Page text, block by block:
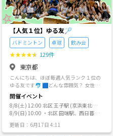
年齢層はどれくらいですか？ 👉20代を中
心に,30代が多く、40代以上がちらほら
という感じです。 初参加はどれくらいで
すか？ 👉平均すると10人中2〜4人が初
参加という感じです。もちろんばらつき
があります。 全員と話したいんですけ
ど。 👉10人を超えると全員としっかり話
しをするのは難しいと思います。また
『全員と交流を持ちたいと思っていない
人』もいたり、『連絡先を集める目的の
参加者』もいるのでこちらからはそのよ
うな働きかけはしません。 🟢サークルの
成り立ち 2019年4月 青森から東京に上京
して、共通の趣味友達1人 2024年5月 バ
レーボールのイベントを開催してみる 20
てみると、同じような価値観の方と知り
人、深い対話で自分を掘り下げたい人な
ど、入り口は自由。 20代から50代まで、
初参加・おひとり参加も大歓迎です。 初
参加の方はもちろん、サークル主催者様
のご参加も大歓迎！ 企画ごとにテーマや
スタイル、所要時間・参加費はさまざま
です。 気になるイベントがあれば、どう
ぞ気軽にご参加ください。
【人気１位】ゆる友🏸
バドミントン 卓球 飲み会
★★★★★ 129件
東京都
こんにちは、ほぼ毎週人気ランク１位の
ゆる友です🐬 🟦どんな雰囲気？ 女性や
初参加の方が多いのが特徴で、アットホ
ームで和気あいあいとしています^^ 毎
回、おひとりで初参加の方がいっしゃい
ます🏸 主にバドミントン、卓球、飲み会
などをやっています 🟨男女比は？年齢層
は？ 回によりますが、おおむね男女比は
開催イベント
8/8(土) 12:00 北区 王子駅 (京浜東北
線・南北線・東京さくらトラム)から徒
8/9(日) 10:00 ・北区 田端駅、西日暮里
更新日：6月17日 4:11